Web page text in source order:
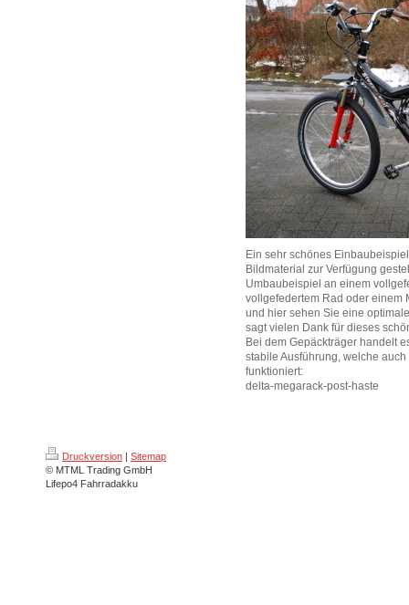
Ein sehr schönes
Bildmaterial zur Verfügung
Umbaubeispiel an einem
vollgefedertem Rad oder einem
und hier sehen Sie eine
sagt vielen Dank für dieses
Bei dem Gepäckträger handelt
stabile Ausführung, welche
funktioniert:
delta-megarack-post-haste
Druckversion | Sitemap
© MTML Trading GmbH
Lifepo4 Fahrradakku